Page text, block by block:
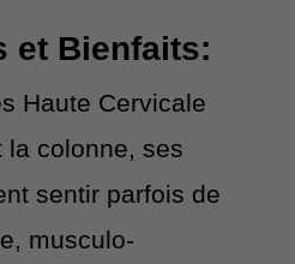
et Bienfaits:
Haute Cervicale
la colonne, ses
sentir parfois de
musculo-